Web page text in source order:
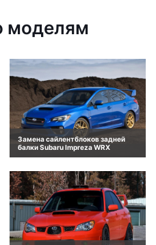
моделям
Замена сайлентблоков задней
балки Subaru Impreza WRX